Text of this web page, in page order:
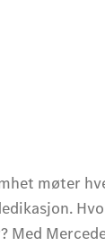
møter
Med